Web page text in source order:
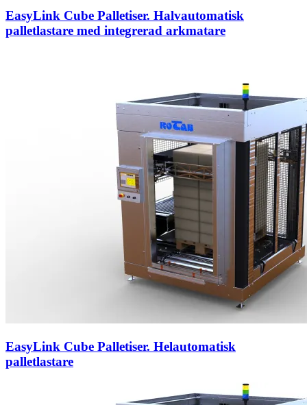
EasyLink Cube Palletiser. Halvautomatisk
palletlastare med integrerad arkmatare
EasyLink Cube Palletiser. Helautomatisk
palletlastare